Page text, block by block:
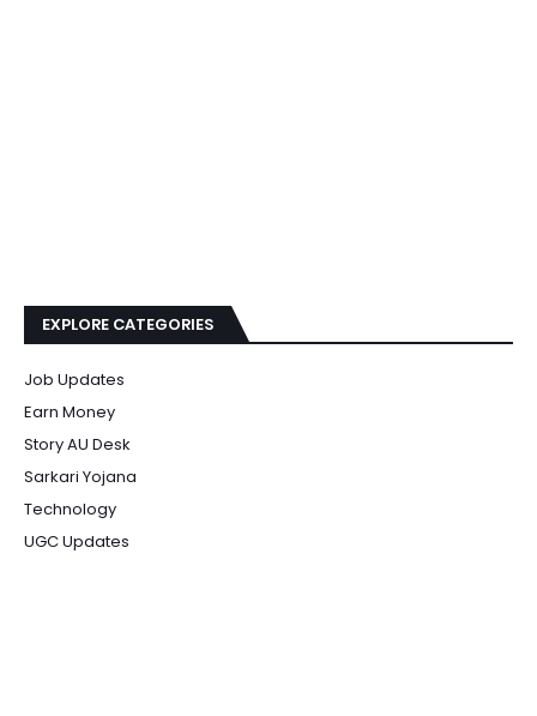
EXPLORE CATEGORIES
Job Updates
Earn Money
Story AU Desk
Sarkari Yojana
Technology
UGC Updates